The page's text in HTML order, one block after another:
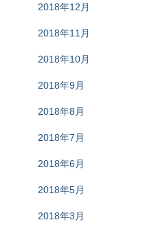
2018年12月
2018年11月
2018年10月
2018年9月
2018年8月
2018年7月
2018年6月
2018年5月
2018年3月